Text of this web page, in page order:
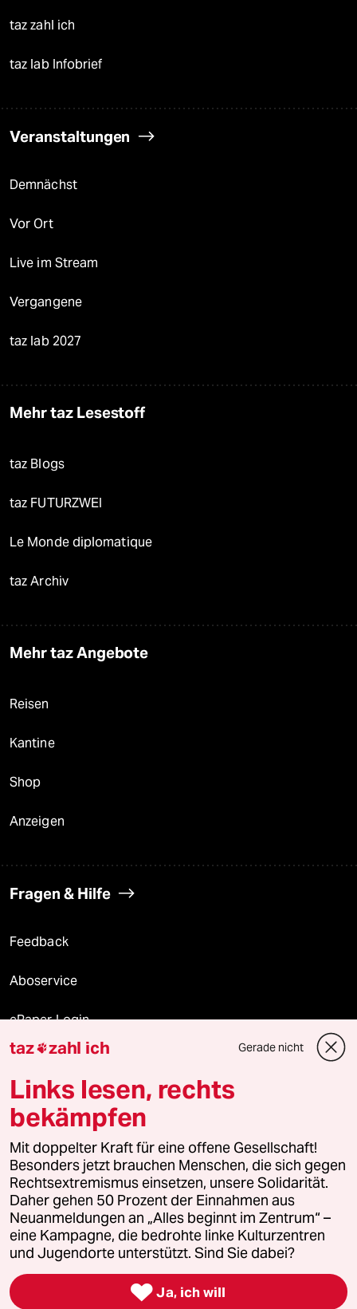
taz zahl ich
taz lab Infobrief
Veranstaltungen
Demnächst
Vor Ort
Live im Stream
Vergangene
taz lab 2027
Mehr taz Lesestoff
taz Blogs
taz FUTURZWEI
Le Monde diplomatique
taz Archiv
Mehr taz Angebote
Reisen
Kantine
Shop
Anzeigen
Fragen & Hilfe
Feedback
Aboservice
ePaper Login
Downloads für Abonnierende
© 2026 taz Verlags und Vertriebs GmbH
Alle Rechte vorbehalten. Bei rechtlichen Fragen oder für Genehmigungen
wenden Sie sich bitte an
lizenzen@taz.de
Feedback Redaktionsstatut Kommune-Richtlinien
Leitlinie Informant Datenschutz Impressum AGB
Seitenwende Einwilligungen widerrufen (Ads)
taz zahl ich Gerade nicht
Links lesen, rechts
bekämpfen
Mit doppelter Kraft für eine offene Gesellschaft!
Besonders jetzt brauchen Menschen, die sich gegen
Rechtsextremismus einsetzen, unsere Solidarität.
Daher gehen 50 Prozent der Einnahmen aus
Neuanmeldungen an „Alles beginnt im Zentrum“ –
eine Kampagne, die bedrohte linke Kulturzentren
und Jugendorte unterstützt. Sind Sie dabei?
 Ja, ich will